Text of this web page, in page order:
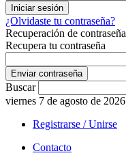
¿Olvidaste tu contraseña?
Recuperación de contraseña
Recupera tu contraseña
Buscar
viernes 7 de agosto de 2026
Registrarse / Unirse
Contacto